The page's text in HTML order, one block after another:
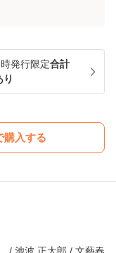
発行限定合計
購入する